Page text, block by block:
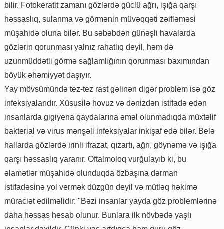
bilir. Fotokeratit zamanı gözlərdə güclü ağrı, işığa qarşı
həssaslıq, sulanma və görmənin müvəqqəti zəifləməsi
müşahidə oluna bilər. Bu səbəbdən günəşli havalarda
gözlərin qorunması yalnız rahatlıq deyil, həm də
uzunmüddətli görmə sağlamlığının qorunması baxımından
böyük əhəmiyyət daşıyır.
Yay mövsümündə tez-tez rast gəlinən digər problem isə göz
infeksiyalarıdır. Xüsusilə hovuz və dənizdən istifadə edən
insanlarda gigiyena qaydalarına əməl olunmadıqda müxtəlif
bakterial və virus mənşəli infeksiyalar inkişaf edə bilər. Belə
hallarda gözlərdə irinli ifrazat, qızartı, ağrı, göynəmə və işığa
qarşı həssaslıq yaranır. Oftalmoloq vurğulayıb ki, bu
əlamətlər müşahidə olunduqda özbaşına dərman
istifadəsinə yol vermək düzgün deyil və mütləq həkimə
müraciət edilməlidir: "Bəzi insanlar yayda göz problemlərinə
daha həssas hesab olunur. Bunlara ilk növbədə yaşlı